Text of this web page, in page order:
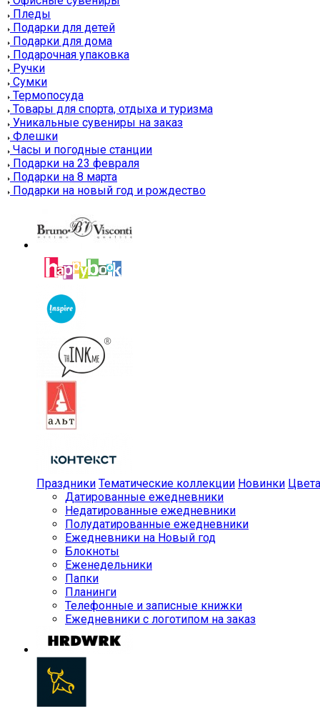
Пледы
Подарки для детей
Подарки для дома
Подарочная упаковка
Ручки
Сумки
Термопосуда
Товары для спорта, отдыха и туризма
Уникальные сувениры на заказ
Флешки
Часы и погодные станции
Подарки на 23 февраля
Подарки на 8 марта
Подарки на новый год и рождество
Праздники Тематические коллекции Новинки Цвета
Датированные ежедневники
Недатированные ежедневники
Полудатированные ежедневники
Ежедневники на Новый год
Блокноты
Еженедельники
Папки
Планинги
Телефонные и записные книжки
Ежедневники с логотипом на заказ